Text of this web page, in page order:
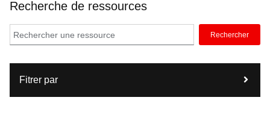
Recherche de ressources
Rechercher
Fitrer par